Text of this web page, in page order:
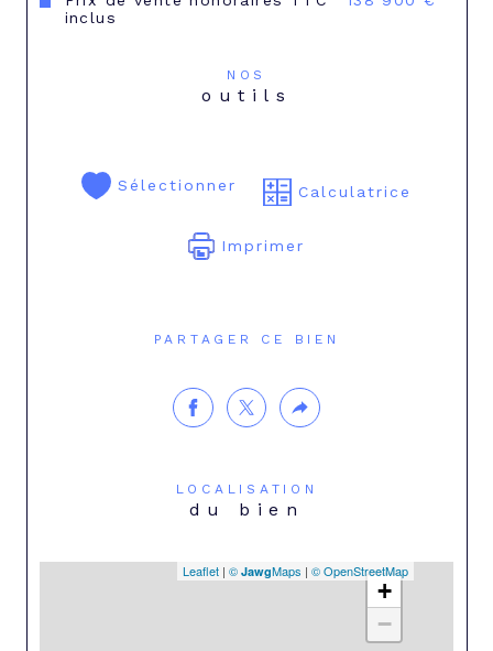
inclus
NOS
outils
Sélectionner Calculatrice
Imprimer
PARTAGER CE BIEN
LOCALISATION
du bien
+
−
Leaflet | © JawgMaps | © OpenStreetMap